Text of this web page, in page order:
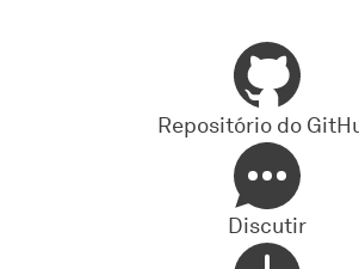
Repositório do
Discutir